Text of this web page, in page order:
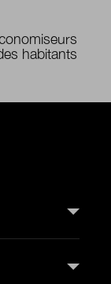
habitants